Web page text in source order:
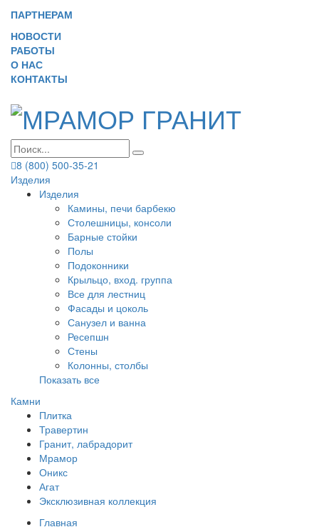
ПАРТНЕРАМ
НОВОСТИ
РАБОТЫ
О НАС
КОНТАКТЫ
8 (800) 500-35-21
Изделия
Изделия
Камины, печи барбекю
Столешницы, консоли
Барные стойки
Полы
Подоконники
Крыльцо, вход. группа
Все для лестниц
Фасады и цоколь
Санузел и ванна
Ресепшн
Стены
Колонны, столбы
Показать все
Камни
Плитка
Травертин
Гранит, лабрадорит
Мрамор
Оникс
Агат
Эксклюзивная коллекция
Главная